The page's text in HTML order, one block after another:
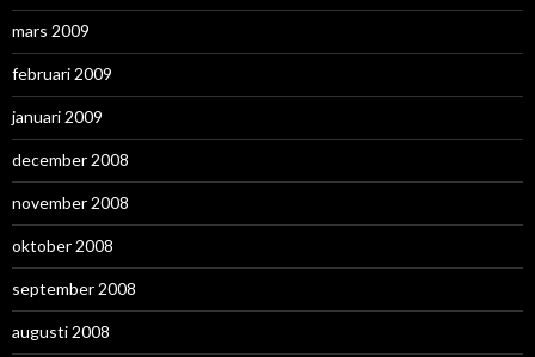
mars 2009
februari 2009
januari 2009
december 2008
november 2008
oktober 2008
september 2008
augusti 2008